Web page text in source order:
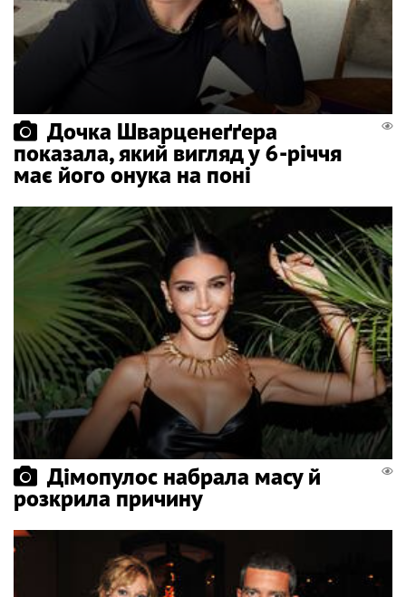
Дочка Шварценеґґера
показала, який вигляд у 6-річчя
має його онука на поні
Дімопулос набрала масу й
розкрила причину